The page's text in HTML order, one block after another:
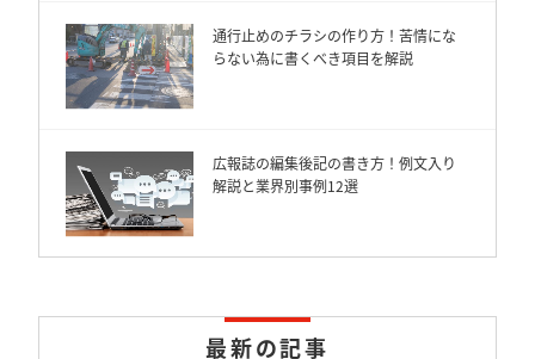
通行止めのチラシの作り方！苦情にな
らない為に書くべき項目を解説
広報誌の編集後記の書き方！例文入り
解説と業界別事例12選
最新の記事